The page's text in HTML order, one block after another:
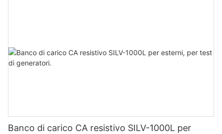
Banco di carico CA resistivo SILV-1000L per